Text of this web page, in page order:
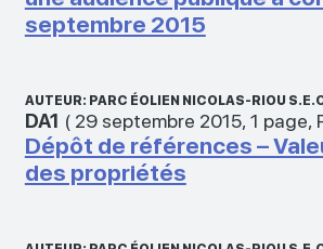
septembre 2015
AUTEUR: PARC ÉOLIEN NICOLAS-RIOU
DA1 ( 29 septembre 2015, 1 page,
Dépôt de références –
des propriétés